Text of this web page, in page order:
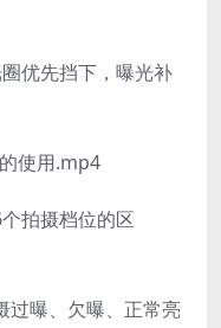
优先挡下，曝光补
使用.mp4
拍摄档位的区
过曝、欠曝、正常亮